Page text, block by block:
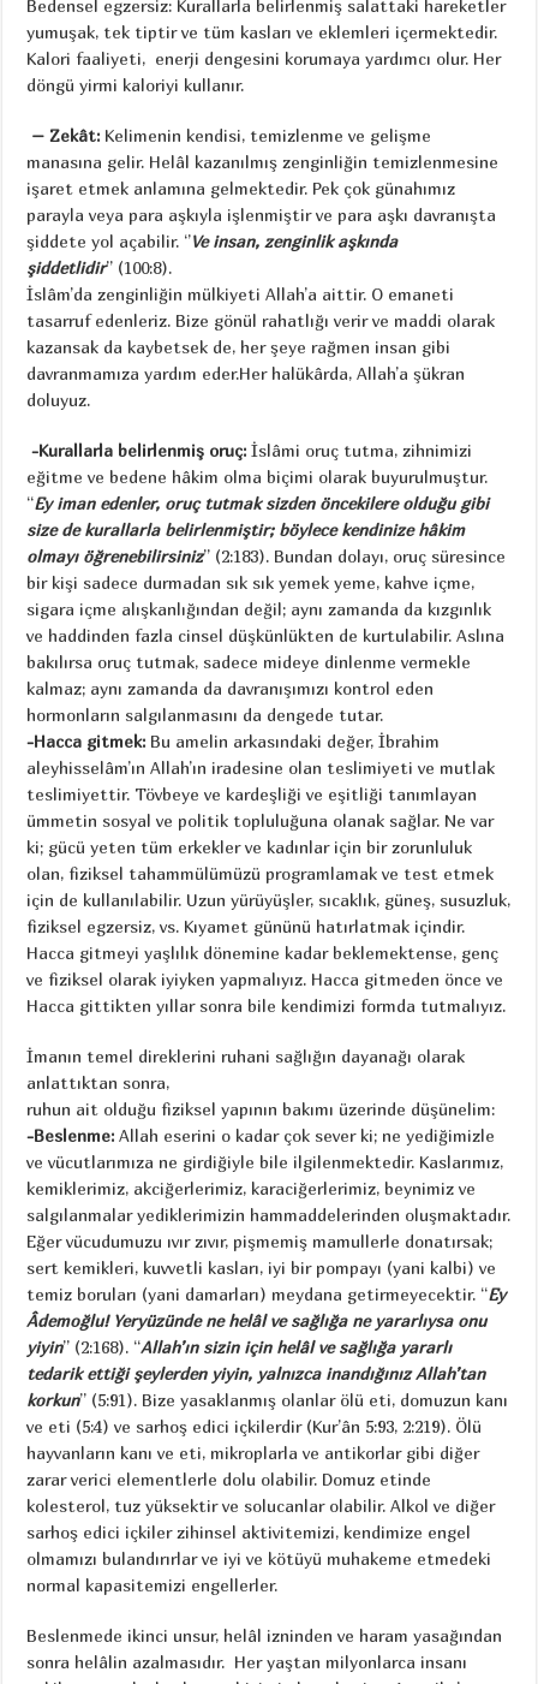
Bedensel egzersiz: Kurallarla belirlenmiş salattaki hareketler
yumuşak, tek tiptir ve tüm kasları ve eklemleri içermektedir.
Kalori faaliyeti, enerji dengesini korumaya yardımcı olur. Her
döngü yirmi kaloriyi kullanır.
– Zekât: Kelimenin kendisi, temizlenme ve gelişme
manasına gelir. Helâl kazanılmış zenginliğin temizlenmesine
işaret etmek anlamına gelmektedir. Pek çok günahımız
parayla veya para aşkıyla işlenmiştir ve para aşkı davranışta
şiddete yol açabilir. ‘’Ve insan, zenginlik aşkında
şiddetlidir” (100:8).
İslâm’da zenginliğin mülkiyeti Allah’a aittir. O emaneti
tasarruf edenleriz. Bize gönül rahatlığı verir ve maddi olarak
kazansak da kaybetsek de, her şeye rağmen insan gibi
davranmamıza yardım eder.Her halükârda, Allah’a şükran
doluyuz.
-Kurallarla belirlenmiş oruç: İslâmi oruç tutma, zihnimizi
eğitme ve bedene hâkim olma biçimi olarak buyurulmuştur.
“Ey iman edenler, oruç tutmak sizden öncekilere olduğu gibi
size de kurallarla belirlenmiştir; böylece kendinize hâkim
olmayı öğrenebilirsiniz’’ (2:183). Bundan dolayı, oruç süresince
bir kişi sadece durmadan sık sık yemek yeme, kahve içme,
sigara içme alışkanlığından değil; aynı zamanda da kızgınlık
ve haddinden fazla cinsel düşkünlükten de kurtulabilir. Aslına
bakılırsa oruç tutmak, sadece mideye dinlenme vermekle
kalmaz; aynı zamanda da davranışımızı kontrol eden
hormonların salgılanmasını da dengede tutar.
-Hacca gitmek: Bu amelin arkasındaki değer, İbrahim
aleyhisselâm’ın Allah’ın iradesine olan teslimiyeti ve mutlak
teslimiyettir. Tövbeye ve kardeşliği ve eşitliği tanımlayan
ümmetin sosyal ve politik topluluğuna olanak sağlar. Ne var
ki; gücü yeten tüm erkekler ve kadınlar için bir zorunluluk
olan, fiziksel tahammülümüzü programlamak ve test etmek
için de kullanılabilir. Uzun yürüyüşler, sıcaklık, güneş, susuzluk,
fiziksel egzersiz, vs. Kıyamet gününü hatırlatmak içindir.
Hacca gitmeyi yaşlılık dönemine kadar beklemektense, genç
ve fiziksel olarak iyiyken yapmalıyız. Hacca gitmeden önce ve
Hacca gittikten yıllar sonra bile kendimizi formda tutmalıyız.
İmanın temel direklerini ruhani sağlığın dayanağı olarak
anlattıktan sonra,
ruhun ait olduğu fiziksel yapının bakımı üzerinde düşünelim:
-Beslenme: Allah eserini o kadar çok sever ki; ne yediğimizle
ve vücutlarımıza ne girdiğiyle bile ilgilenmektedir. Kaslarımız,
kemiklerimiz, akciğerlerimiz, karaciğerlerimiz, beynimiz ve
salgılanmalar yediklerimizin hammaddelerinden oluşmaktadır.
Eğer vücudumuzu ıvır zıvır, pişmemiş mamullerle donatırsak;
sert kemikleri, kuvvetli kasları, iyi bir pompayı (yani kalbi) ve
temiz boruları (yani damarları) meydana getirmeyecektir. “Ey
Âdemoğlu! Yeryüzünde ne helâl ve sağlığa ne yararlıysa onu
yiyin” (2:168). “Allah’ın sizin için helâl ve sağlığa yararlı
tedarik ettiği şeylerden yiyin, yalnızca inandığınız Allah’tan
korkun’’ (5:91). Bize yasaklanmış olanlar ölü eti, domuzun kanı
ve eti (5:4) ve sarhoş edici içkilerdir (Kur’ân 5:93, 2:219). Ölü
hayvanların kanı ve eti, mikroplarla ve antikorlar gibi diğer
zarar verici elementlerle dolu olabilir. Domuz etinde
kolesterol, tuz yüksektir ve solucanlar olabilir. Alkol ve diğer
sarhoş edici içkiler zihinsel aktivitemizi, kendimize engel
olmamızı bulandırırlar ve iyi ve kötüyü muhakeme etmedeki
normal kapasitemizi engellerler.
Beslenmede ikinci unsur, helâl izninden ve haram yasağından
sonra helâlin azalmasıdır. Her yaştan milyonlarca insanı